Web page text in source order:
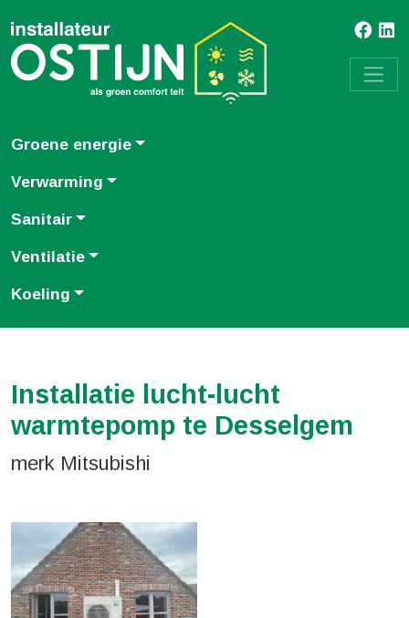
Groene energie
Verwarming
Sanitair
Ventilatie
Koeling
Installatie lucht-lucht
warmtepomp te Desselgem
merk Mitsubishi